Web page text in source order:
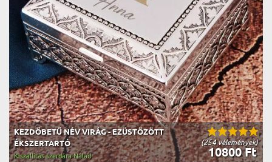
(254 vélemények)
KEZDŐBETŰ NÉV VIRÁG - EZÜSTÖZÖTT
ÉKSZERTARTÓ
10800 Ft
Kiszállítás szerdára Nálad